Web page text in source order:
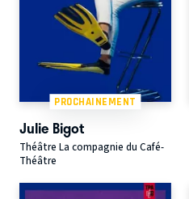
PROCHAINEMENT
Julie Bigot
Théâtre La compagnie du Café-
Théâtre